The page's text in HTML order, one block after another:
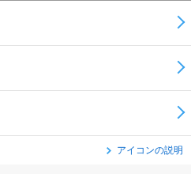
アイコンの説明